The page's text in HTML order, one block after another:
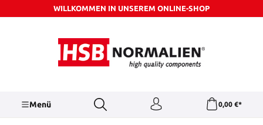
Zum Hauptinhalt springenWILLKOMMEN IN UNSEREM ONLINE-SHOP
Menü 0,00 €*